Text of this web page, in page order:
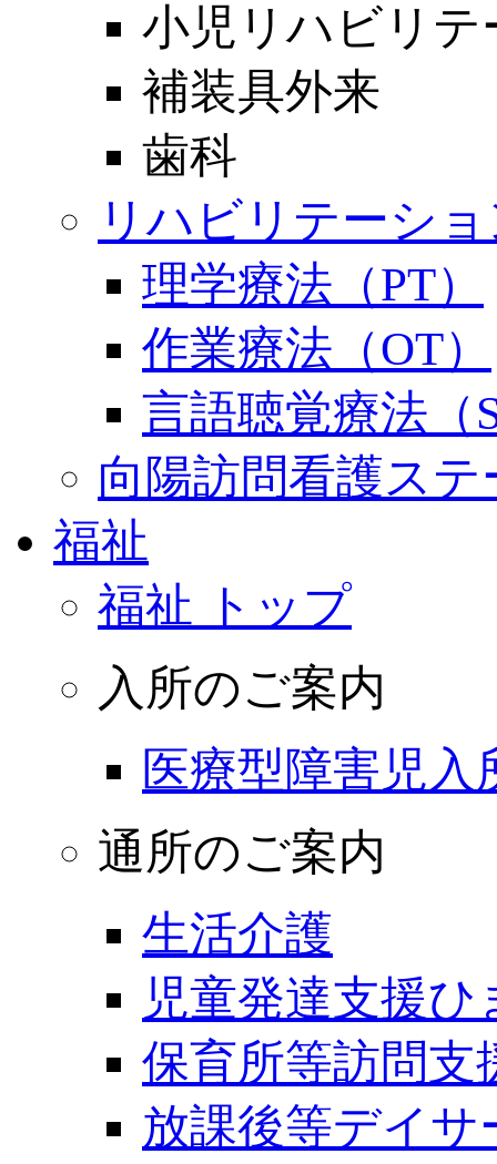
小児リハビリ
補装具外来
歯科
リハビリテーシ
理学療法（PT）
作業療法（OT）
言語聴覚療法（
向陽訪問看護ス
福祉
福祉 トップ
入所のご案内
医療型障害児
通所のご案内
生活介護
児童発達支援ひ
保育所等訪問支
放課後等デイサ